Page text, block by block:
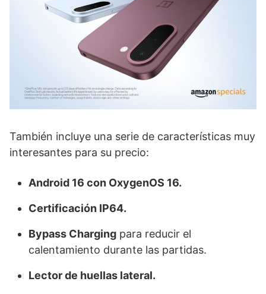
También incluye una serie de características muy
interesantes para su precio:
Android 16 con OxygenOS 16.
Certificación IP64.
Bypass Charging para reducir el
calentamiento durante las partidas.
Lector de huellas lateral.